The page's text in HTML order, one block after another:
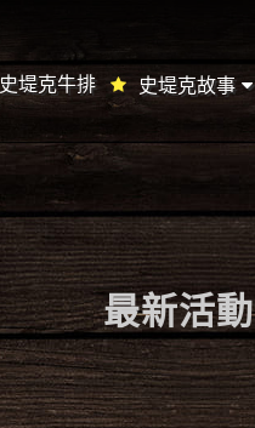
史堤克牛排 史堤克故事
最新活動